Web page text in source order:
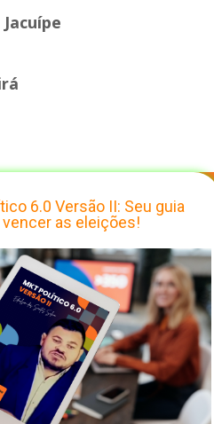
6.0 Versão II: Seu guia
as eleições!